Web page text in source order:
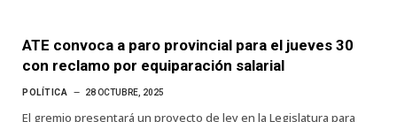
ATE convoca a paro provincial para el jueves 30
con reclamo por equiparación salarial
POLÍTICA 28 OCTUBRE, 2025
El gremio presentará un proyecto de ley en la Legislatura para